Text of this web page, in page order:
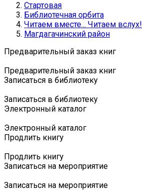
Стартовая
Библиотечная орбита
Читаем вместе... Читаем вслух!
Магдагачинский район
Предварительный заказ книг
Предварительный заказ книг
Записаться в библиотеку
Записаться в библиотеку
Электронный каталог
Электронный каталог
Продлить книгу
Продлить книгу
Записаться на мероприятие
Записаться на мероприятие